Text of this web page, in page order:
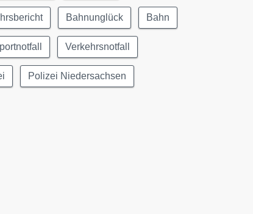
Bahnunglück Bahn
Verkehrsnotfall
Polizei Niedersachsen